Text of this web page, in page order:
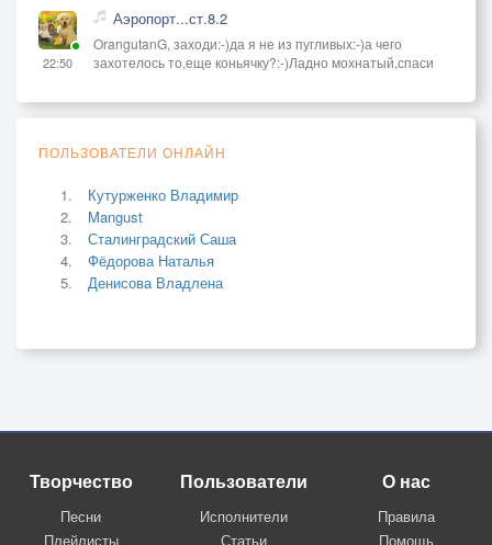
22:50
Аэропорт...ст.8.2
OrangutanG, заходи:-)да я не из пугливых:-)а чего
захотелось то,еще коньячку?:-)Ладно мохнатый,спаси
ПОЛЬЗОВАТЕЛИ ОНЛАЙН
Кутурженко Владимир
Mangust
Сталинградский Саша
Фёдорова Наталья
Денисова Владлена
Творчество
Песни
Плейлисты
Пользователи
Исполнители
Статьи
О нас
Правила
Помощь